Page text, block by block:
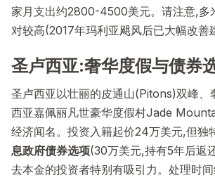
家月支出约2800-4500美元。请注意,多
对较高(2017年玛利亚飓风后已大幅改善
圣卢西亚:奢华度假与债券
圣卢西亚以壮丽的皮通山(Pitons)双峰、
西亚嘉佩丽凡世豪华度假村Jade
经济闻名。投资入籍起价24万美元,但独
息政府债券选项(30万美元,持有5年后返
去本金的投资者特别有吸引力。处理时间